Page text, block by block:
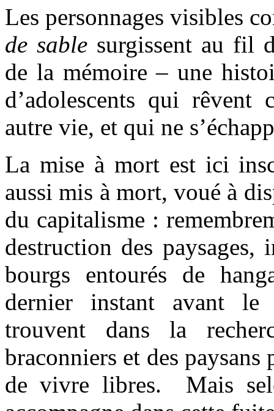
Les personnages visibles
de sable surgissent au fil
de la mémoire – une
d’adolescents qui rêvent
autre vie, et qui ne
La mise à mort est ici
aussi mis à mort, voué à
du capitalisme :
destruction des
bourgs entourés de
dernier instant avant le
trouvent dans la
braconniers et des paysans
de vivre libres. Mais